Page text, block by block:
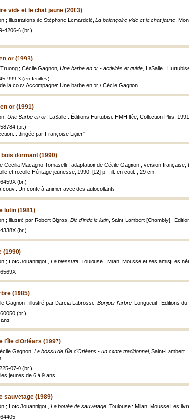
vide et le chat jaune (2003)
; illustrations de Stéphane Lemardelé, La balançoire vide et le chat jaune ,
4206-6 (br.)
or (1993)
; Cécile Gagnon, Une barbe en or - activités et guide , LaSalle :
999-3 (en feuilles)
la couv|Accompagne: Une barbe en or / Cécile Gagnon
or (1991)
Une Barbe en or , LaSalle : Éditions Hurtubise HMH ltée, Collection Plus,
(br.)
dirigée par Françoise Ligier"
bois dormant (1990)
Cecilia Macagno Tomaselli ; adaptation de Cécile Gagnon ; version française,
et recolle|Héritage jeunesse, 1990, [12] p. : ill. en coul. ; 29 cm.
(br.)
couv.: Un conte à animer avec des autocollants
lutin (1981)
; illustré par Robert Bigras, Blé d'inde le lutin , Saint-Lambert [Chambly] :
(br.)
(1990)
; Loïc Jouannigot., La blessure , Toulouse : Milan, Mousse et ses amis|Les
(1985)
Gagnon ; illustré par Darcia Labrosse, Bonjour l'arbre , Longueuil : Éditions
(br.)
l'Île d'Orléans (1997)
Gagnon, Le bossu de l'Île d'Orléans - un conte traditionnel, Saint-Lambert
07-0 (br.)
jeunes de 6 à 9 ans
sauvetage (1989)
; Loïc Jouannigot., La bouée de sauvetage , Toulouse : Milan, Mousse|Les